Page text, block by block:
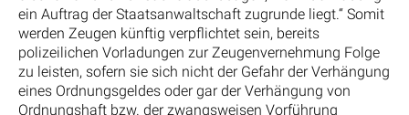
ein Auftrag der Staatsanwaltschaft zugrunde liegt.“ Somit
werden Zeugen künftig verpflichtet sein, bereits
polizeilichen Vorladungen zur Zeugenvernehmung Folge
zu leisten, sofern sie sich nicht der Gefahr der Verhängung
eines Ordnungsgeldes oder gar der Verhängung von
Ordnungshaft bzw. der zwangsweisen Vorführung